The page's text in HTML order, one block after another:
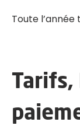
Toute l’année
Tarifs,